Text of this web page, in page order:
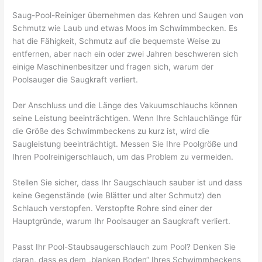
Saug-Pool-Reiniger übernehmen das Kehren und Saugen von
Schmutz wie Laub und etwas Moos im Schwimmbecken. Es
hat die Fähigkeit, Schmutz auf die bequemste Weise zu
entfernen, aber nach ein oder zwei Jahren beschweren sich
einige Maschinenbesitzer und fragen sich, warum der
Poolsauger die Saugkraft verliert.
Der Anschluss und die Länge des Vakuumschlauchs können
seine Leistung beeinträchtigen. Wenn Ihre Schlauchlänge für
die Größe des Schwimmbeckens zu kurz ist, wird die
Saugleistung beeinträchtigt. Messen Sie Ihre Poolgröße und
Ihren Poolreinigerschlauch, um das Problem zu vermeiden.
Stellen Sie sicher, dass Ihr Saugschlauch sauber ist und dass
keine Gegenstände (wie Blätter und alter Schmutz) den
Schlauch verstopfen. Verstopfte Rohre sind einer der
Hauptgründe, warum Ihr Poolsauger an Saugkraft verliert.
Passt Ihr Pool-Staubsaugerschlauch zum Pool? Denken Sie
daran, dass es dem „blanken Boden“ Ihres Schwimmbeckens